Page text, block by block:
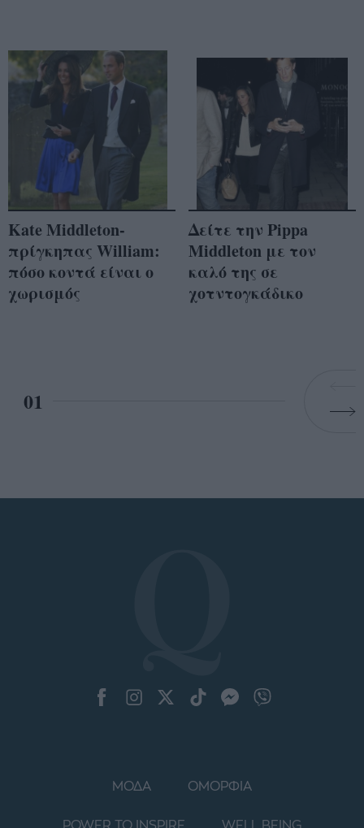
Kate Middleton-
πρίγκηπας William:
πόσο κοντά είναι ο
χωρισμός
Δείτε την Pippa
Middleton με τον
καλό της σε
χοτντογκάδικο
01
ΜΟΔΑ ΟΜΟΡΦΙΑ